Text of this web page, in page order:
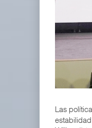
Las
APM
05
05